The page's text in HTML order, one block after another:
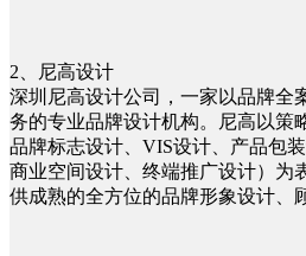
2、尼高设计
深圳尼高设计公司，一家以品牌全
务的专业品牌设计机构。尼高以策
品牌标志设计、VIS设计、产品包
商业空间设计、终端推广设计）为
供成熟的全方位的品牌形象设计、